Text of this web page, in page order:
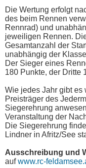
Die Wertung erfolgt
des beim Rennen
Rennrad) und
jeweiligen Rennen.
Gesamtanzahl der
unabhängig der
Der Sieger eines
180 Punkte, der Dritte
Wie jedes Jahr gibt es
Preisträger des
Siegerehrung
Veranstaltung der
Die Siegerehrung
Lindner in Afritz/See
Ausschreibung und
aufwww.rc-